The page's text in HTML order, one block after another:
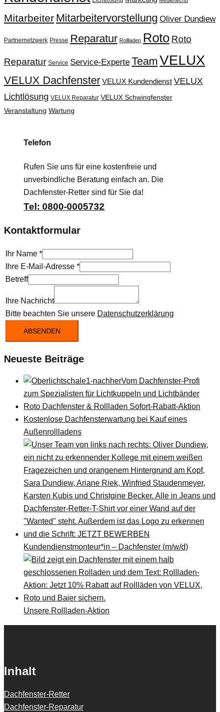
Mitarbeiter Mitarbeitervorstellung Oliver Dundiew
Partnernetzwerk Presse Reparatur Rollladen Roto Roto
Reparatur Service Service-Experte Team VELUX
VELUX Dachfenster VELUX Kundendienst VELUX
Lichtlösung VELUX Reparatur VELUX Schwingfenster
Veranstaltung Wartung
Telefon
Rufen Sie uns für eine kostenfreie und
unverbindliche Beratung einfach an. Die
Dachfenster-Retter sind für Sie da!
Tel: 0800-0005732
Kontaktformular
Ihr Name *
Ihre E-Mail-Adresse *
Betreff
Ihre Nachricht
Bitte beachten Sie unsere Datenschutzerklärung
ABSENDEN
Neueste Beiträge
Vom Dachfenster-Profi
zum Spezialisten für Lichtkuppeln und Lichtbänder
Roto Dachfenster & Rollladen Sofort-Rabatt-Aktion
Kostenlose Dachfensterwartung bei Kauf eines
Außenrollladens
Kundendienstmonteur*in – Dachfenster (m/w/d)
Unsere Rollladen-Aktion
Inhalt
Dachfenster-Retter
Dachfenster-Reparatur